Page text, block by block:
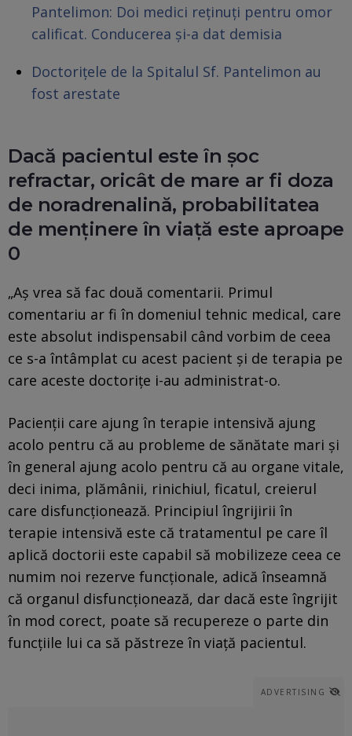
Pantelimon: Doi medici reținuți pentru omor
calificat. Conducerea și-a dat demisia
Doctorițele de la Spitalul Sf. Pantelimon au
fost arestate
Dacă pacientul este în şoc
refractar, oricât de mare ar fi doza
de noradrenalină, probabilitatea
de menţinere în viaţă este aproape
0
„Aş vrea să fac două comentarii. Primul
comentariu ar fi în domeniul tehnic medical, care
este absolut indispensabil când vorbim de ceea
ce s-a întâmplat cu acest pacient şi de terapia pe
care aceste doctoriţe i-au administrat-o.
Pacienţii care ajung în terapie intensivă ajung
acolo pentru că au probleme de sănătate mari şi
în general ajung acolo pentru că au organe vitale,
deci inima, plămânii, rinichiul, ficatul, creierul
care disfuncţionează. Principiul îngrijirii în
terapie intensivă este că tratamentul pe care îl
aplică doctorii este capabil să mobilizeze ceea ce
numim noi rezerve funcţionale, adică înseamnă
că organul disfuncţionează, dar dacă este îngrijit
în mod corect, poate să recupereze o parte din
funcţiile lui ca să păstreze în viaţă pacientul.
ADVERTISING